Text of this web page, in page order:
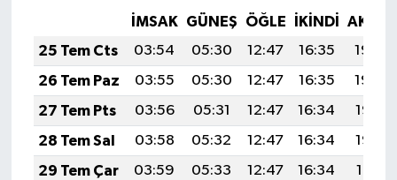
İMSAK GÜNEŞ ÖĞLE İKINDI
25 Tem Cts
03:54 05:30 12:47 16:35
19:54
26 Tem Paz
03:55 05:30 12:47 16:35
19:54
27 Tem Pts
03:56 05:31 12:47 16:34
19:53
28 Tem Sal
03:58 05:32 12:47 16:34
19:52
29 Tem Çar
03:59 05:33 12:47 16:34
19:51